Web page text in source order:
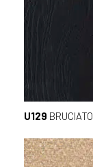
U129 BRUCIATO